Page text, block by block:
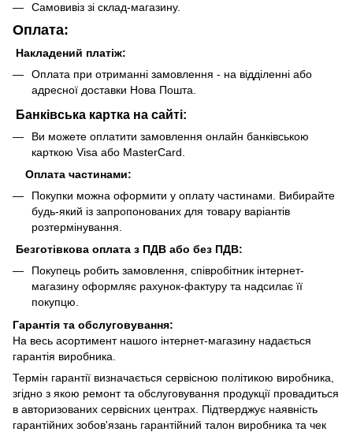
Самовивіз зі склад-магазину.
Оплата:
Накладений платіж:
Оплата при отриманні замовлення - на відділенні або
адресної доставки Нова Пошта.
Банківська картка на сайті:
Ви можете оплатити замовлення онлайн банківською
карткою Visa або MasterCard.
Оплата частинами:
Покупки можна оформити у оплату частинами. Вибирайте
будь-який із запропонованих для товару варіантів
розтермінування.
Безготівкова оплата з ПДВ або без ПДВ:
Покупець робить замовлення, співробітник інтернет-
магазину оформляє рахунок-фактуру та надсилає її
покупцю.
Гарантія та обслуговування:
На весь асортимент нашого інтернет-магазину надається
гарантія виробника.
Термін гарантії визначається сервісною політикою виробника,
згідно з якою ремонт та обслуговування продукції провадиться
в авторизованих сервісних центрах. Підтверджує наявність
гарантійних зобов'язань гарантійний талон виробника та чек